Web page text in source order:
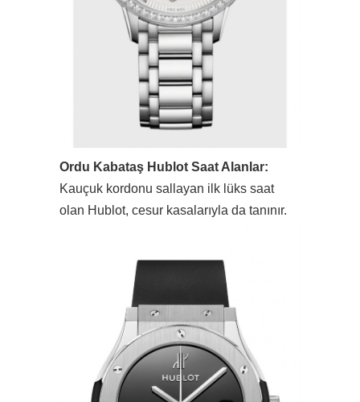
Ordu Kabataş Hublot Saat Alanlar:
Kauçuk kordonu sallayan ilk lüks saat
olan Hublot, cesur kasalarıyla da tanınır.